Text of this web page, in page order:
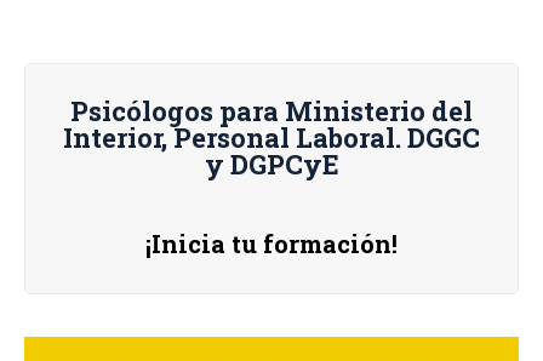
Psicólogos para Ministerio del
Interior, Personal Laboral. DGGC
y DGPCyE
¡Inicia tu formación!